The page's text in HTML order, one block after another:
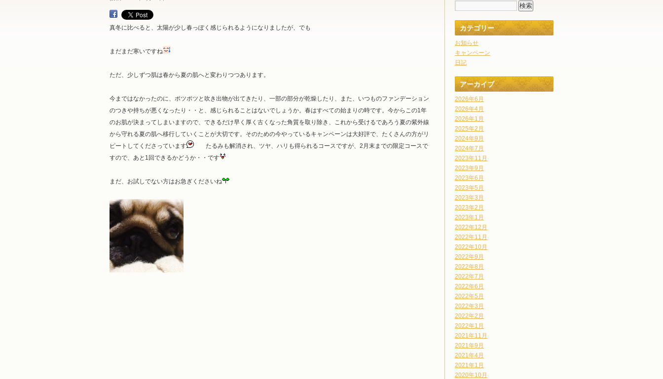
カテゴリー
お知らせ
キャンペーン
日記
アーカイブ
2026年6月
2026年4月
2026年1月
2025年2月
2024年9月
2024年7月
2023年11月
2023年9月
2023年6月
2023年5月
2023年3月
2023年2月
2023年1月
2022年12月
2022年11月
2022年10月
2022年9月
2022年8月
2022年7月
2022年6月
2022年5月
2022年3月
2022年2月
2022年1月
2021年11月
2021年9月
2021年4月
2021年1月
2020年10月
真冬に比べると、太陽が少し春っぽく感じられるようになりましたが、でも
まだまだ寒いですね
ただ、少しずつ肌は春から夏の肌へと変わりつつあります。
今まではなかったのに、ポツポツと吹き出物が出てきたり、一部の部分が乾燥したり、また、いつものファンデーション
のつきや持ちが悪くなったり・・と、感じられることはないでしょうか。春はすべての始まりの時です。今からこの1年
のお肌が決まってしまいますので、できるだけ早く厚く古くなった角質を取り除き、これから受けるであろう夏の紫外線
から守れる夏の肌へ移行していくことが大切です。そのための今やっているキャンペーンは大好評で、たくさんの方がリ
ピートしてくださっています
たるみも解消され、ツヤ、ハリも得られるコースですが、2月末までの限定コースで
すので、あと1回できるかどうか・・です
まだ、お試しでない方はお急ぎくださいね